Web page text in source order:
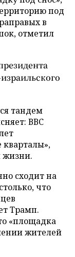
под
в
отметил
тандем
ВВС
кварталы»,
жизни.
сходит на
что
Трамп.
«площадка
жителей